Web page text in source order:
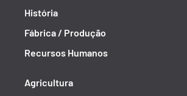
História
Fábrica / Produção
Recursos Humanos
Agricultura